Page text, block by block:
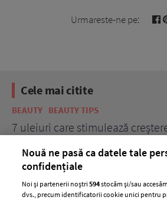
Urmareste-ne pe:
Cele mai citite
BEAUTY BEAUTY TIPS
7 uleiuri care stimulează
Nouă ne pasă ca datele tale
confidențiale
Noi și partenerii noștri594stocăm și/sau
dvs., precum identificatorii cookie unici pentru